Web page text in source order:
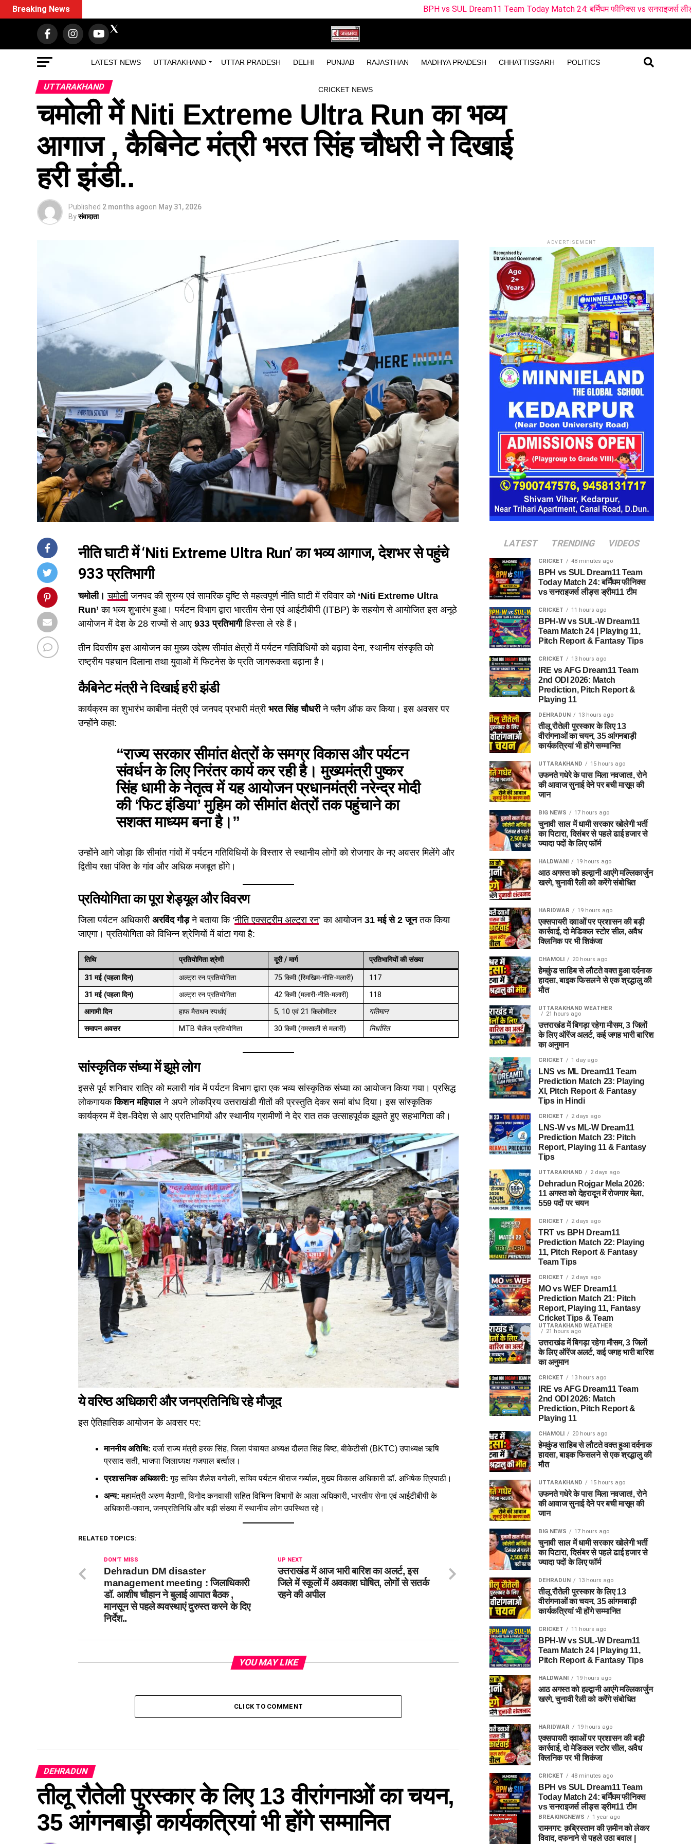
LATEST NEWS UTTARAKHAND UTTAR PRADESH DELHI PUNJAB RAJASTHAN MADHYA PRADESH CHHATTISGARH POLITICS
CRICKET NEWS
Breaking News BPH vs SUL Dream11 Team Today Match 24: बर्मिंघम फीनिक्स vs सनराइजर्स लीड्स ड्रीम11 टीम
UTTARAKHAND
चमोली में Niti Extreme Ultra Run का भव्य
आगाज , कैबिनेट मंत्री भरत सिंह चौधरी ने दिखाई
हरी झंडी..
Published 2 months agoon May 31, 2026
Byसंवादाता
नीति घाटी में ‘Niti Extreme Ultra Run’ का भव्य आगाज, देशभर से पहुंचे
933 प्रतिभागी
चमोली। चमोलीजनपद की सुरम्य एवं सामरिक दृष्टि से महत्वपूर्ण नीति घाटी में रविवार को ‘Niti Extreme Ultra
Run’ का भव्य शुभारंभ हुआ। पर्यटन विभाग द्वारा भारतीय सेना एवं आईटीबीपी (ITBP) के सहयोग से आयोजित इस अनूठे
आयोजन में देश के 28 राज्यों से आए 933 प्रतिभागीहिस्सा ले रहे हैं।
तीन दिवसीय इस आयोजन का मुख्य उद्देश्य सीमांत क्षेत्रों में पर्यटन गतिविधियों को बढ़ावा देना, स्थानीय संस्कृति को
राष्ट्रीय पहचान दिलाना तथा युवाओं में फिटनेस के प्रति जागरूकता बढ़ाना है।
कैबिनेट मंत्री ने दिखाई हरी झंडी
कार्यक्रम का शुभारंभ काबीना मंत्री एवं जनपद प्रभारी मंत्री भरत सिंह चौधरीने फ्लैग ऑफ कर किया। इस अवसर पर
उन्होंने कहा:
“राज्य सरकार सीमांत क्षेत्रों के समग्र विकास और पर्यटन
संवर्धन के लिए निरंतर कार्य कर रही है। मुख्यमंत्री पुष्कर
सिंह धामी के नेतृत्व में यह आयोजन प्रधानमंत्री नरेन्द्र मोदी
की ‘फिट इंडिया’ मुहिम को सीमांत क्षेत्रों तक पहुंचाने का
सशक्त माध्यम बना है।”
उन्होंने आगे जोड़ा कि सीमांत गांवों में पर्यटन गतिविधियों के विस्तार से स्थानीय लोगों को रोजगार के नए अवसर मिलेंगे और
द्वितीय रक्षा पंक्ति के गांव और अधिक मजबूत होंगे।
प्रतियोगिता का पूरा शेड्यूल और विवरण
जिला पर्यटन अधिकारी अरविंद गौड़ने बताया कि ‘नीति एक्सट्रीम अल्ट्रा रन’ का आयोजन 31 मई से 2 जूनतक किया
जाएगा। प्रतियोगिता को विभिन्न श्रेणियों में बांटा गया है:
तिथि प्रतियोगिता श्रेणी दूरी / मार्ग प्रतिभागियों की संख्या
31 मई (पहला दिन) अल्ट्रा रन प्रतियोगिता 75 किमी (रिमखिम-नीति-मलारी)
117
31 मई (पहला दिन)
अल्ट्रा रन प्रतियोगिता 42 किमी (मलारी-नीति-मलारी)
118
आगामी दिन
हाफ मैराथन स्पर्धाएं 5, 10 एवं 21 किलोमीटर
गतिमान
समापन अवसर
MTB चैलेंज प्रतियोगिता 30 किमी (गमसाली से मलारी) निर्धारित
सांस्कृतिक संध्या में झूमे लोग
इससे पूर्व शनिवार रात्रि को मलारी गांव में पर्यटन विभाग द्वारा एक भव्य सांस्कृतिक संध्या का आयोजन किया गया। प्रसिद्ध
लोकगायककिशन महिपालने अपने लोकप्रिय उत्तराखंडी गीतों की प्रस्तुति देकर समां बांध दिया। इस सांस्कृतिक
कार्यक्रम में देश-विदेश से आए प्रतिभागियों और स्थानीय ग्रामीणों ने देर रात तक उत्साहपूर्वक झूमते हुए सहभागिता की।
ये वरिष्ठ अधिकारी और जनप्रतिनिधि रहे मौजूद
इस ऐतिहासिक आयोजन के अवसर पर:
माननीय अतिथि: दर्जा राज्य मंत्री हरक सिंह, जिला पंचायत अध्यक्ष दौलत सिंह बिष्ट, बीकेटीसी (BKTC) उपाध्यक्ष ऋषि
प्रसाद सती, भाजपा जिलाध्यक्ष गजपाल बर्त्वाल।
प्रशासनिक अधिकारी: गृह सचिव शैलेश बगोली, सचिव पर्यटन धीराज गर्ब्याल, मुख्य विकास अधिकारी डॉ. अभिषेक त्रिपाठी।
अन्य: महामंत्री अरुण मैठाणी, विनोद कनवासी सहित विभिन्न विभागों के आला अधिकारी, भारतीय सेना एवं आईटीबीपी के
अधिकारी-जवान, जनप्रतिनिधि और बड़ी संख्या में स्थानीय लोग उपस्थित रहे।
RELATED TOPICS:
UP NEXT
उत्तराखंड में आज भारी बारिश का अलर्ट, इस
जिले में स्कूलों में अवकाश घोषित, लोगों से सतर्क
रहने की अपील
DON'T MISS
Dehradun DM disaster
management meeting : जिलाधिकारी
डॉ. आशीष चौहान ने बुलाई आपात बैठक ,
मानसून से पहले व्यवस्थाएं दुरुस्त करने के दिए
निर्देश..
YOU MAY LIKE
CLICK TO COMMENT
DEHRADUN
तीलू रौतेली पुरस्कार के लिए 13 वीरांगनाओं का चयन,
35 आंगनबाड़ी कार्यकत्रियां भी होंगे सम्मानित
ADVERTISEMENT
LATEST TRENDING VIDEOS
CRICKET 48 minutes ago
BPH vs SUL Dream11 Team
Today Match 24: बर्मिंघम फीनिक्स
vs सनराइजर्स लीड्स ड्रीम11 टीम
CRICKET 11 hours ago
BPH-W vs SUL-W Dream11
Team Match 24 | Playing 11,
Pitch Report & Fantasy Tips
CRICKET 13 hours ago
IRE vs AFG Dream11 Team
2nd ODI 2026: Match
Prediction, Pitch Report &
Playing 11
DEHRADUN 13 hours ago
तीलू रौतेली पुरस्कार के लिए 13
वीरांगनाओं का चयन, 35 आंगनबाड़ी
कार्यकत्रियां भी होंगे सम्मानित
UTTARAKHAND 15 hours ago
उफनते गधेरे के पास मिला नवजात!, रोने
की आवाज सुनाई देने पर बची मासूम की
जान
BIG NEWS 17 hours ago
चुनावी साल में धामी सरकार खोलेगी भर्ती
का पिटारा, दिसंबर से पहले ढाई हजार से
ज्यादा पदों के लिए फॉर्म
HALDWANI 19 hours ago
आठ अगस्त को हल्द्वानी आएंगे मल्लिकार्जुन
खरगे, चुनावी रैली को करेंगे संबोधित
HARIDWAR 19 hours ago
एक्सपायरी दवाओं पर प्रशासन की बड़ी
कार्रवाई, दो मेडिकल स्टोर सील, अवैध
क्लिनिक पर भी शिकंजा
CHAMOLI 20 hours ago
हेमकुंड साहिब से लौटते वक्त हुआ दर्दनाक
हादसा, बाइक फिसलने से एक श्रद्धालु की
मौत
UTTARAKHAND WEATHER
21 hours ago
उत्तराखंड में बिगड़ा रहेगा मौसम, 3 जिलों
के लिए ऑरेंज अलर्ट, कई जगह भारी बारिश
का अनुमान
CRICKET 1 day ago
LNS vs ML Dream11 Team
Prediction Match 23: Playing
XI, Pitch Report & Fantasy
Tips in Hindi
CRICKET 2 days ago
LNS-W vs ML-W Dream11
Prediction Match 23: Pitch
Report, Playing 11 & Fantasy
Tips
UTTARAKHAND 2 days ago
Dehradun Rojgar Mela 2026:
11 अगस्त को देहरादून में रोजगार मेला,
559 पदों पर चयन
CRICKET 2 days ago
TRT vs BPH Dream11
Prediction Match 22: Playing
11, Pitch Report & Fantasy
Team Tips
CRICKET 2 days ago
MO vs WEF Dream11
Prediction Match 21: Pitch
Report, Playing 11, Fantasy
Cricket Tips & Team
UTTARAKHAND WEATHER
21 hours ago
उत्तराखंड में बिगड़ा रहेगा मौसम, 3 जिलों
के लिए ऑरेंज अलर्ट, कई जगह भारी बारिश
का अनुमान
CRICKET 13 hours ago
IRE vs AFG Dream11 Team
2nd ODI 2026: Match
Prediction, Pitch Report &
Playing 11
CHAMOLI 20 hours ago
हेमकुंड साहिब से लौटते वक्त हुआ दर्दनाक
हादसा, बाइक फिसलने से एक श्रद्धालु की
मौत
UTTARAKHAND 15 hours ago
उफनते गधेरे के पास मिला नवजात!, रोने
की आवाज सुनाई देने पर बची मासूम की
जान
BIG NEWS 17 hours ago
चुनावी साल में धामी सरकार खोलेगी भर्ती
का पिटारा, दिसंबर से पहले ढाई हजार से
ज्यादा पदों के लिए फॉर्म
DEHRADUN 13 hours ago
तीलू रौतेली पुरस्कार के लिए 13
वीरांगनाओं का चयन, 35 आंगनबाड़ी
कार्यकत्रियां भी होंगे सम्मानित
CRICKET 11 hours ago
BPH-W vs SUL-W Dream11
Team Match 24 | Playing 11,
Pitch Report & Fantasy Tips
HALDWANI 19 hours ago
आठ अगस्त को हल्द्वानी आएंगे मल्लिकार्जुन
खरगे, चुनावी रैली को करेंगे संबोधित
HARIDWAR 19 hours ago
एक्सपायरी दवाओं पर प्रशासन की बड़ी
कार्रवाई, दो मेडिकल स्टोर सील, अवैध
क्लिनिक पर भी शिकंजा
CRICKET 48 minutes ago
BPH vs SUL Dream11 Team
Today Match 24: बर्मिंघम फीनिक्स
vs सनराइजर्स लीड्स ड्रीम11 टीम
BREAKINGNEWS 1 year ago
रामनगर: क़ब्रिस्तान की ज़मीन को लेकर
विवाद, दफनाने से पहले उठा बवाल |